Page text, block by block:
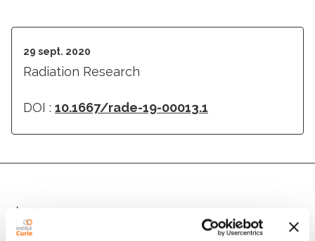
29 sept. 2020
Radiation Research
DOI : 10.1667/rade-19-00013.1
Auteurs